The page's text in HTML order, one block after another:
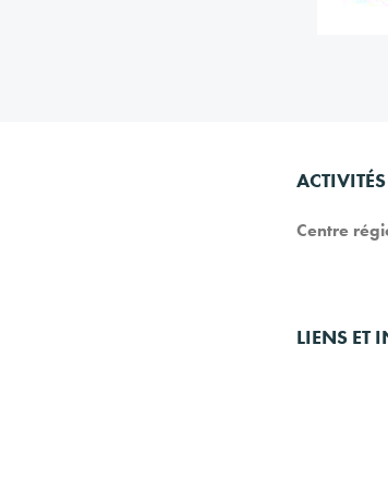
ACTIVITÉS
Centre
LIENS ET